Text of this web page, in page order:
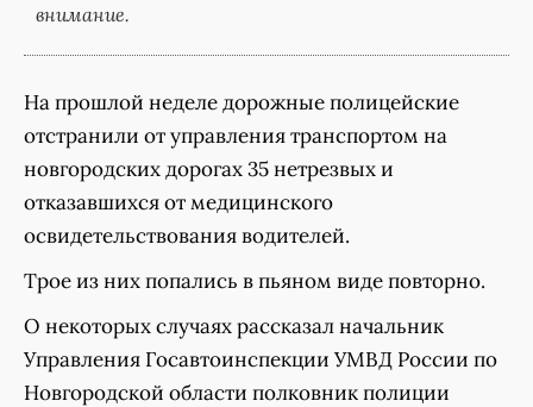
внимание.
На прошлой неделе дорожные полицейские
отстранили от управления транспортом на
новгородских дорогах 35 нетрезвых и
отказавшихся от медицинского
освидетельствования водителей.
Трое из них попались в пьяном виде повторно.
О некоторых случаях рассказал начальник
Управления Госавтоинспекции УМВД России по
Новгородской области полковник полиции